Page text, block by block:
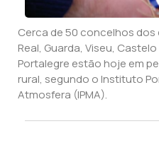
Cerca de 50 concelhos dos
Real, Guarda, Viseu,
Portalegre estão hoje em
rural, segundo o Instituto
Atmosfera (IPMA).